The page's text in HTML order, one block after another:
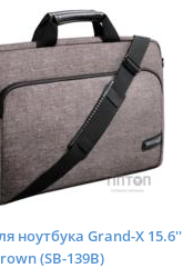
ноутбука Grand-X 15.6''
(SB-139B)